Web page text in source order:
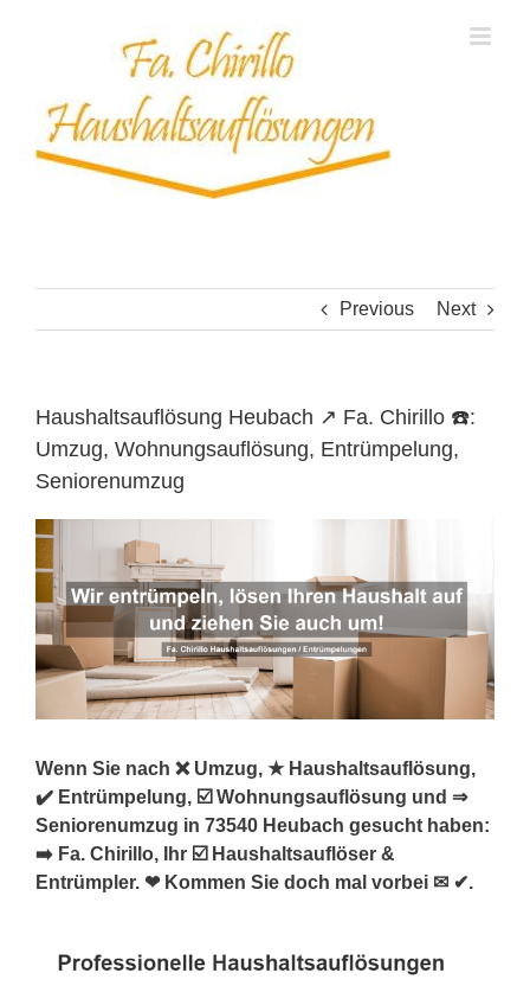
Previous Next
Haushaltsauflösung Heubach ↗️ Fa. Chirillo ☎️:
Umzug, Wohnungsauflösung, Entrümpelung,
Seniorenumzug
Wenn Sie nach ❌ Umzug, ★ Haushaltsauflösung,
✔️ Entrümpelung, ☑️ Wohnungsauflösung und ⇒
Seniorenumzug in 73540 Heubach gesucht haben:
➡️ Fa. Chirillo, Ihr ☑️ Haushaltsauflöser &
Entrümpler. ❤ Kommen Sie doch mal vorbei ✉ ✔.